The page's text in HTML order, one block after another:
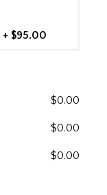
+ $95.00
$0.00
$0.00
$0.00